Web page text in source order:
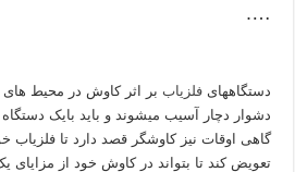
….
دستگاههایفلزیاب بر اثر کاوش در محیط
دشوار دچار آسیب میشوند و باید بایک دستگاه
گاهی اوقات نیز کاوشگر قصد دارد تا فلزیاب
تعویض کند تا بتواند در کاوش خود از مزایای